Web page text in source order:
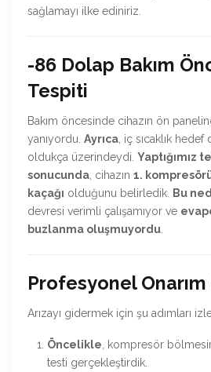
sağlamayı ilke ediniriz.
-86 Dolap Bakım
Tespiti
Bakım öncesinde cihazın ön
yanıyordu. Ayrıca , iç sıcaklık
oldukça üzerindeydi. Yaptığımız
sonucunda , cihazın 1.
kaçağı olduğunu belirledik. Bu
devresi verimli çalışamıyor ve
buzlanma oluşmuyordu
Profesyonel
Arızayı gidermek için şu adımları
Öncelikle , kompresör
testi gerçekleştirdik.